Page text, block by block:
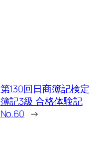
第130回日商簿記検定
簿記3級 合格体験記
No.60 →